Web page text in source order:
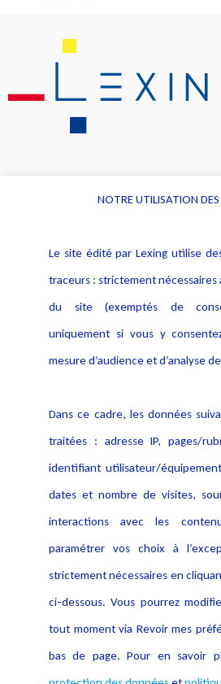
Alerte professionnelle
Déclaration d'accessibilité
Notice Légale
Politique de protection des
données
NOTRE UTILISATION
Le site édité par Lexing utilise
traceurs : strictement
du site (exemptés de
uniquement si vous y
mesure d’audience et d’analyse
Dans ce cadre, les données
traitées : adresse IP, pages/
identifiant utilisateur/
dates et nombre de visites,
interactions avec les
paramétrer vos choix à
strictement nécessaires en
ci-dessous. Vous pourrez
tout moment via Revoir mes
bas de page. Pour en savoir